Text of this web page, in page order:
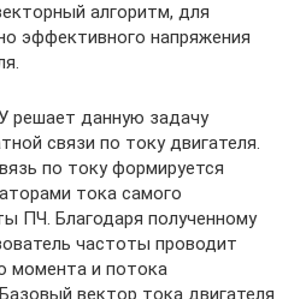
алгоритм, для
эффективного напряжения
решает данную задачу
связи по току двигателя.
по току формируется
тока самого
ПЧ. Благодаря полученному
частоты проводит
момента и потока
вектор тока двигателя